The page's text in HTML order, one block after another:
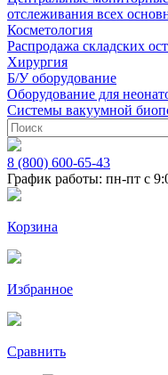
отслеживания всех
Косметология
Распродажа складских
Хирургия
Б/У оборудование
Оборудование для
Системы вакуумной
8 (800) 600-65-43
График работы: пн-пт с
Корзина
Избранное
Сравнить